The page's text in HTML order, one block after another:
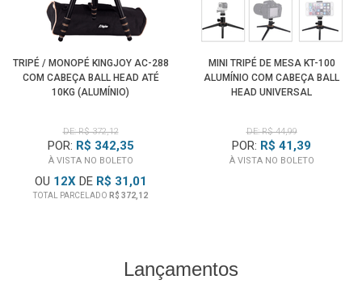
TRIPÉ / MONOPÉ KINGJOY AC-288
COM CABEÇA BALL HEAD ATÉ
10KG (ALUMÍNIO)
DE: R$ 372,12
POR: R$ 342,35
À VISTA NO BOLETO
OU 12XDE R$ 31,01
TOTAL PARCELADO R$ 372,12
MINI TRIPÉ DE MESA KT-100
ALUMÍNIO COM CABEÇA BALL
HEAD UNIVERSAL
DE: R$ 44,99
POR: R$ 41,39
À VISTA NO BOLETO
Lançamentos